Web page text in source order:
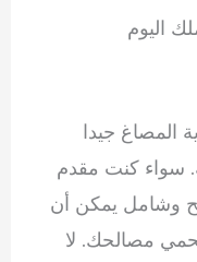
اليوم
المصاغ جيدا
سواء كنت مقدم
وشامل يمكن أن
مصالحك. لا